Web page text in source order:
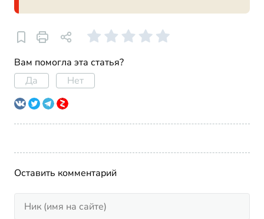
Вам помогла эта статья?
Да
Нет
Оставить комментарий